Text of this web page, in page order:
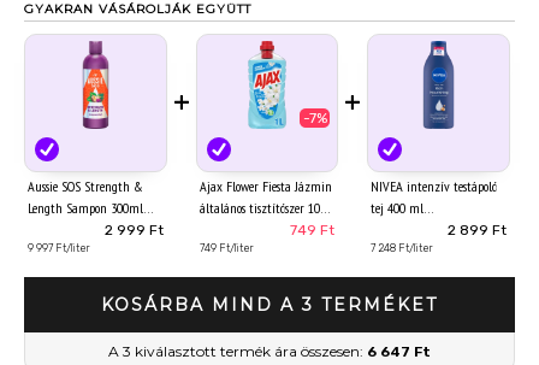
GYAKRAN VÁSÁROLJÁK EGYÜTT
Aussie SOS Strength &
Length Sampon 300ml
Hosszú, Elgyengült és
Igénybevett Hajra
2 999 Ft
9 997 Ft/liter
+
-7%
Ajax Flower Fiesta Jázmin
általános tisztítószer 1000
749 Ft
749 Ft/liter
+
NIVEA intenzív testápoló
tej 400 ml
2 899 Ft
7 248 Ft/liter
KOSÁRBA MIND A 3 TERMÉKET
A 3 kiválasztott termék ára összesen: 6 647 Ft